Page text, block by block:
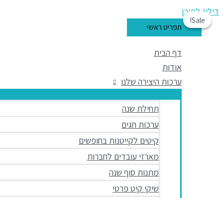
דילוג לתוכן
תפריט ראשי
דף הבית
אודות
ערכות היצירה שלנו
תחילת שנה
ערכות חגים
קיטים לקייטנות בחופשים
מארזי עובדים לחברות
מתנות סוף שנה
שיקי קיט פרטי
Sale!
Sale!